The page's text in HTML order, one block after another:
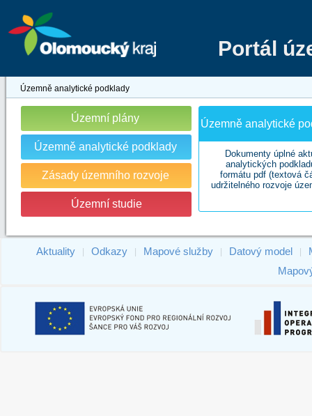
Portál
Územně analytické podklady
Územní plány
Územně analytické podklady
Zásady územního rozvoje
Územní studie
Územně analytické
Dokumenty úplné
analytických
formátu pdf (textová
udržitelného rozvoje
Aktuality Odkazy Mapové služby Datový model